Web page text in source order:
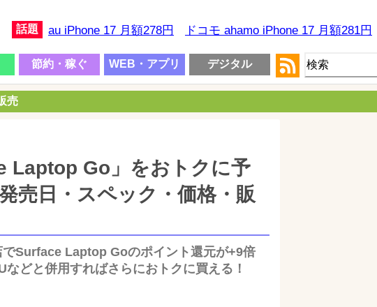
話題 au iPhone 17 月額278円 ドコモ ahamo iPhone 17 月額281円
節約・稼ぐ WEB・アプリ デジタル
売
Laptop Go」をおトクに予
売日・スペック・価格・販
Surface Laptop Goのポイント還元が+9倍
などと併用すればさらにおトクに買える！